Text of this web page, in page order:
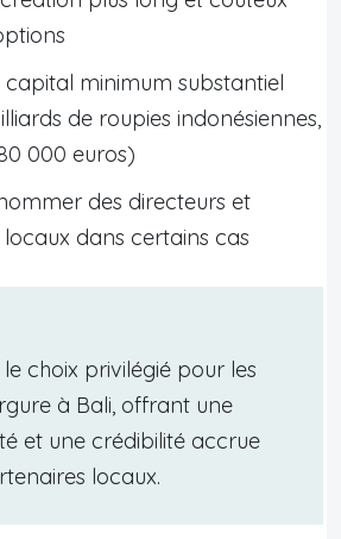
capital minimum substantiel
de roupies indonésiennes,
000 euros)
des directeurs et
dans certains cas
le choix privilégié pour les
à Bali, offrant une
et une crédibilité accrue
locaux.